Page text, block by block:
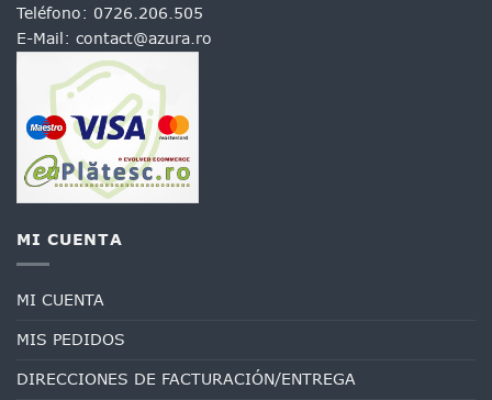
Teléfono: 0726.206.505
E-Mail: contact@azura.ro
MI CUENTA
MI CUENTA
MIS PEDIDOS
DIRECCIONES DE FACTURACIÓN/ENTREGA